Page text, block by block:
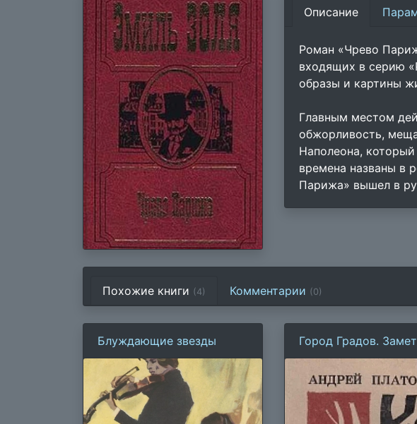
Описание
Роман «Чрево
входящих в серию
образы и картины
Главным местом
обжорливость,
Наполеона,
времена названы в
Парижа» вышел в
Похожие книги (4) Комментарии (0)
Блуждающие звезды
Город Градов.
командированного